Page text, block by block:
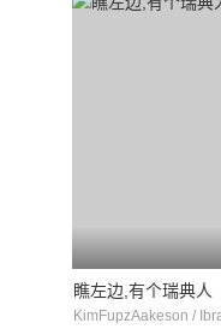
瞧左边,有个瑞典人